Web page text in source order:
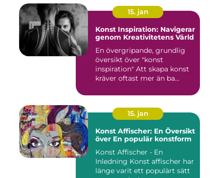
15. jan
Konst Inspiration: Navigerar
genom Kreativitetens Värld
En övergripande, grundlig
översikt över "konst
inspiration" Att skapa konst
kräver oftast mer än ba...
15. jan
Konst Affischer: En Översikt
över En populär konstform
Konst Affischer - En
Inledning Konst affischer har
länge varit ett populärt sätt